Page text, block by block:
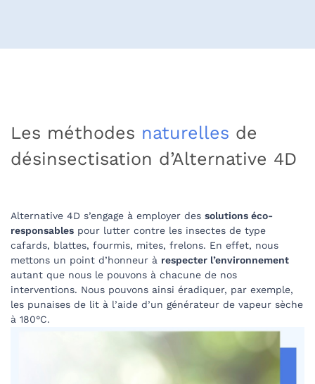
Les méthodes naturelles de
désinsectisation d’Alternative 4D
Alternative 4D s’engage à employer des solutions éco-
responsables pour lutter contre les insectes de type
cafards, blattes, fourmis, mites, frelons. En effet, nous
mettons un point d’honneur à respecter l’environnement
autant que nous le pouvons à chacune de nos
interventions. Nous pouvons ainsi éradiquer, par exemple,
les punaises de lit à l’aide d’un générateur de vapeur sèche
à 180°C.